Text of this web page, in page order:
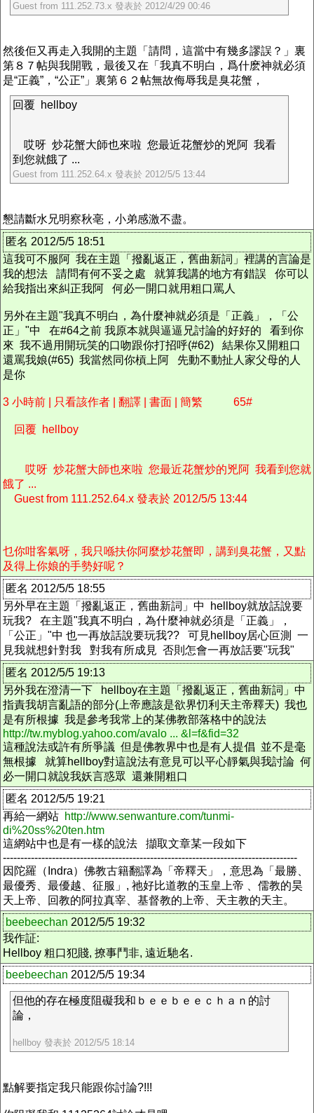
Guest from 111.252.73.x 發表於 2012/4/29 00:46
然後佢又再走入我開的主題「請問，這當中有幾多謬誤？」裏
第８７帖與我開戰，最後又在「我真不明白，爲什麽神就必須
是“正義”，“公正”」裏第６２帖無故侮辱我是臭花蟹，
回覆 hellboy
哎呀 炒花蟹大師也來啦 您最近花蟹炒的兇阿 我看
到您就餓了 ...
Guest from 111.252.64.x 發表於 2012/5/5 13:44
懇請斷水兄明察秋亳，小弟感激不盡。
匿名 2012/5/5 18:51
這我可不服阿 我在主題「撥亂返正，舊曲新詞」裡講的言論是
我的想法 請問有何不妥之處 就算我講的地方有錯誤 你可以
給我指出來糾正我阿 何必一開口就用粗口罵人
另外在主題"我真不明白，為什麼神就必須是「正義」，「公
正」"中 在#64之前 我原本就與逼逼兄討論的好好的 看到你
來 我不過用開玩笑的口吻跟你打招呼(#62) 結果你又開粗口
還罵我娘(#65) 我當然同你槓上阿 先動不動扯人家父母的人
是你
3 小時前 | 只看該作者 | 翻譯 | 書面 | 簡繁 65#
回覆 hellboy
哎呀 炒花蟹大師也來啦 您最近花蟹炒的兇阿 我看到您就
餓了 ...
Guest from 111.252.64.x 發表於 2012/5/5 13:44
乜你咁客氣呀，我只喺扶你阿麼炒花蟹即，講到臭花蟹，又點
及得上你娘的手勢好呢？
匿名 2012/5/5 18:55
另外早在主題「撥亂返正，舊曲新詞」中 hellboy就放話說要
玩我? 在主題"我真不明白，為什麼神就必須是「正義」，
「公正」"中 也一再放話說要玩我?? 可見hellboy居心叵測 一
見我就想針對我 對我有所成見 否則怎會一再放話要"玩我"
匿名 2012/5/5 19:13
另外我在澄清一下 hellboy在主題「撥亂返正，舊曲新詞」中
指責我胡言亂語的部分(上帝應該是欲界忉利天主帝釋天) 我也
是有所根據 我是參考我常上的某佛教部落格中的說法
http://tw.myblog.yahoo.com/avalo ... &l=f&fid=32
這種說法或許有所爭議 但是佛教界中也是有人提倡 並不是毫
無根據 就算hellboy對這說法有意見可以平心靜氣與我討論 何
必一開口就說我妖言惑眾 還兼開粗口
匿名 2012/5/5 19:21
再給一網站 http://www.senwanture.com/tunmi-
di%20ss%20ten.htm
這網站中也是有一樣的說法 擷取文章某一段如下
------------------------------------------------------------------------------------
因陀羅（Indra）佛教古籍翻譯為「帝釋天」，意思為「最勝、
最優秀、最優越、征服」, 祂好比道教的玉皇上帝 、儒教的昊
天上帝、回教的阿拉真宰、基督教的上帝、天主教的天主。
beebeechan 2012/5/5 19:32
我作証:
Hellboy 粗口犯賤, 撩事鬥非, 遠近馳名.
beebeechan 2012/5/5 19:34
但他的存在極度阻礙我和ｂｅｅｂｅｅｃｈａｎ的討
論，
hellboy 發表於 2012/5/5 18:14
點解要指定我只能跟你討論?!!!